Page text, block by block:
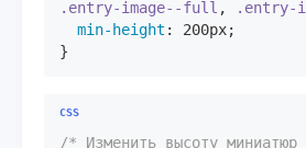
.entry-image--full , .entry-
min-height : 200px;
}
/* Изменить высоту